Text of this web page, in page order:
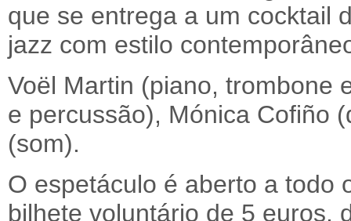
que se entrega a um cocktail
jazz com estilo
Voël Martin (piano, trombone
e percussão), Mónica Cofiño
(som).
O espetáculo é aberto a todo
bilhete voluntário de 5 euros,